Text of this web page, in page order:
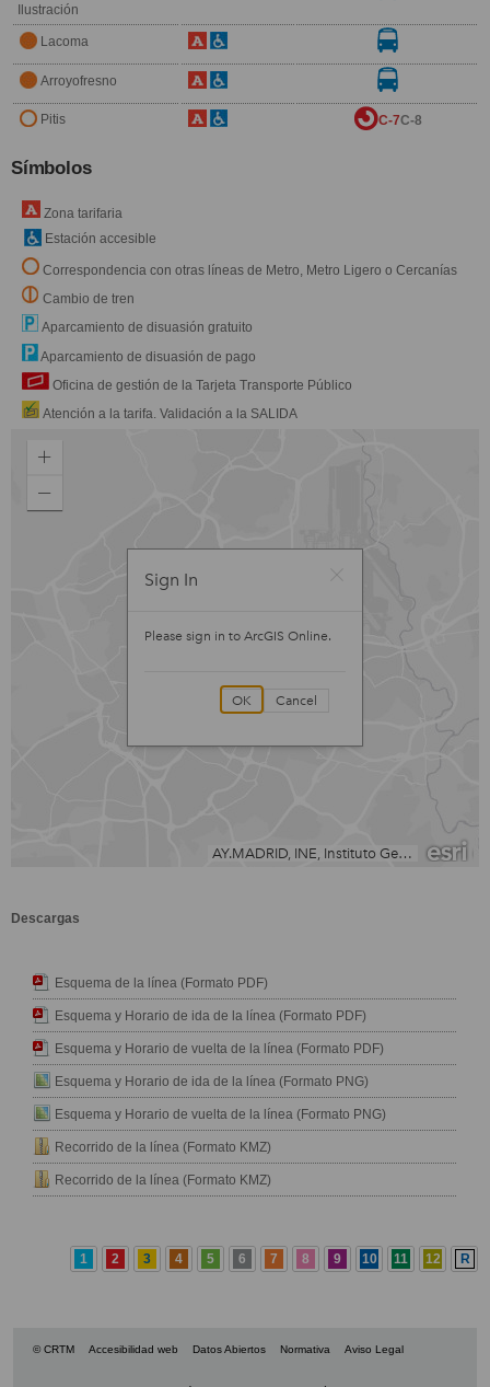
Ilustración
Lacoma
Arroyofresno
Pitis C-7C-8
Símbolos
Zona tarifaria
Estación accesible
Correspondencia con otras líneas de Metro, Metro Ligero o Cercanías
Cambio de tren
Aparcamiento de disuasión gratuito
Aparcamiento de disuasión de pago
Oficina de gestión de la Tarjeta Transporte Público
Atención a la tarifa. Validación a la SALIDA
Descargas
Esquema de la línea (Formato PDF)
Esquema y Horario de ida de la línea (Formato PDF)
Esquema y Horario de vuelta de la línea (Formato PDF)
Esquema y Horario de ida de la línea (Formato PNG)
Esquema y Horario de vuelta de la línea (Formato PNG)
Recorrido de la línea (Formato KMZ)
Recorrido de la línea (Formato KMZ)
1 2 3 4 5 6 7 8 9 10 11 12 R
© CRTM Accesibilidad web Datos Abiertos Normativa Aviso Legal